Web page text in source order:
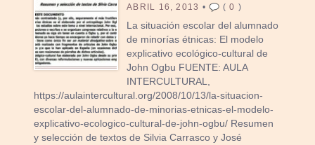
ABRIL 16, 2013 • (0 )
La situación escolar del alumnado
de minorías étnicas: El modelo
explicativo ecológico-cultural de
John Ogbu FUENTE: AULA
INTERCULTURAL,
https://aulaintercultural.org/2008/10/13/la-situacion-
escolar-del-alumnado-de-minorias-etnicas-el-modelo-
explicativo-ecologico-cultural-de-john-ogbu/ Resumen
y selección de textos de Silvia Carrasco y José